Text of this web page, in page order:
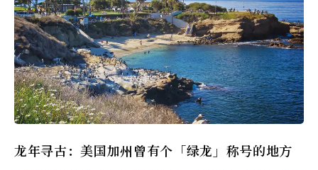
龙年寻古：美国加州曾有个「绿龙」称号的地方